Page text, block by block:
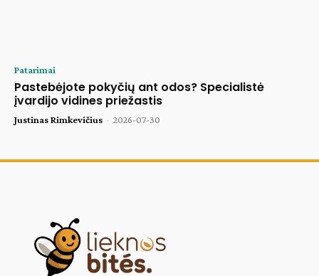
Patarimai
Pastebėjote pokyčių ant odos? Specialistė
įvardijo vidines priežastis
Justinas Rimkevičius - 2026-07-30